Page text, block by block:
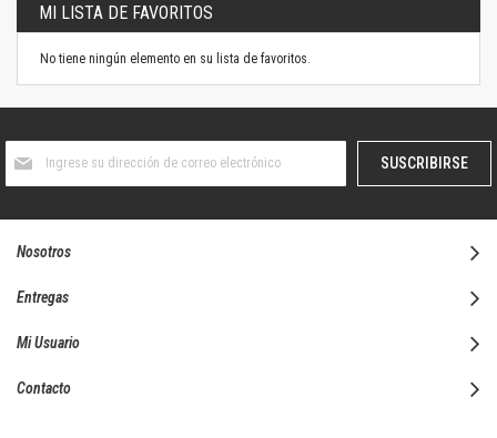
MI LISTA DE FAVORITOS
No tiene ningún elemento en su lista de favoritos.
boletín
SUSCRIBIRSE
Nosotros
Entregas
Mi Usuario
Contacto